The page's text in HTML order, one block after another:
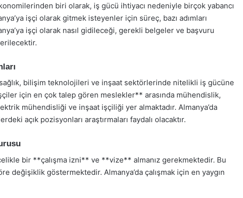
biri olarak, iş gücü ihtiyacı nedeniyle birçok yabancı
işçi olarak gitmek isteyenler için süreç, bazı adımları
işçi olarak nasıl gidileceği, gerekli belgeler ve başvuru
bilişim teknolojileri ve inşaat sektörlerinde nitelikli iş gücüne
için en çok talep gören meslekler** arasında mühendislik,
mühendisliği ve inşaat işçiliği yer almaktadır. Almanya’da
açık pozisyonları araştırmaları faydalı olacaktır.
bir **çalışma izni** ve **vize** almanız gerekmektedir. Bu
değişiklik göstermektedir. Almanya’da çalışmak için en yaygın